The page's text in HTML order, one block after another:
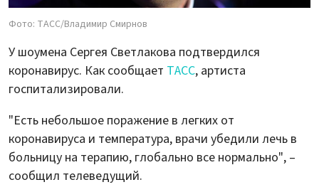
Фото: ТАСС/Владимир Смирнов
У шоумена Сергея Светлакова подтвердился
коронавирус. Как сообщает ТАСС, артиста
госпитализировали.
"Есть небольшое поражение в легких от
коронавируса и температура, врачи убедили лечь в
больницу на терапию, глобально все нормально", –
сообщил телеведущий.